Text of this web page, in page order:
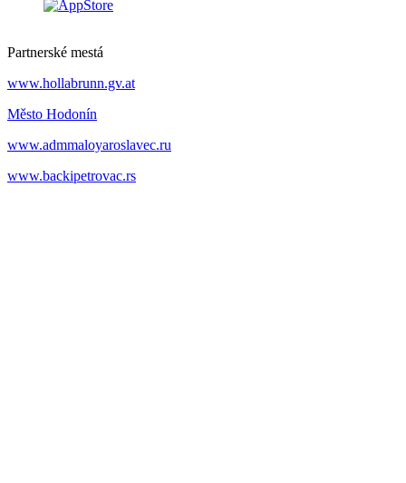
Partnerské mestá
www.hollabrunn.gv.at
Město Hodonín
www.admmaloyaroslavec.ru
www.backipetrovac.rs